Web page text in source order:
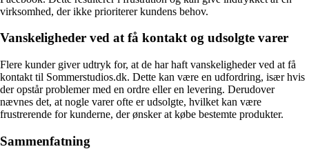
virksomhed, der ikke prioriterer kundens behov.
Vanskeligheder ved at få kontakt og udsolgte varer
Flere kunder giver udtryk for, at de har haft vanskeligheder ved at få
kontakt til Sommerstudios.dk. Dette kan være en udfordring, især hvis
der opstår problemer med en ordre eller en levering. Derudover
nævnes det, at nogle varer ofte er udsolgte, hvilket kan være
frustrerende for kunderne, der ønsker at købe bestemte produkter.
Sammenfatning